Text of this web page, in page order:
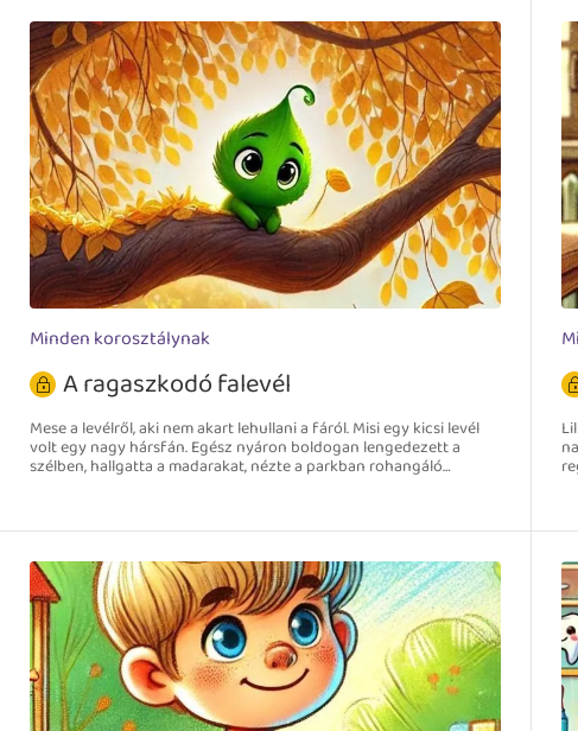
Minden korosztálynak
A ragaszkodó falevél
Mese a levélről, aki nem akart lehullani a fáról. Misi egy kicsi levél
volt egy nagy hársfán. Egész nyáron boldogan lengedezett a
szélben, hallgatta a madarakat, nézte a parkban rohangáló